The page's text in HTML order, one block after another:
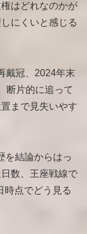
はどれなのかが
にくいと感じる
戴冠、2024年末
断片的に追って
まで見失いやす
を結論からはっ
数、王座戦線で
時点でどう見る